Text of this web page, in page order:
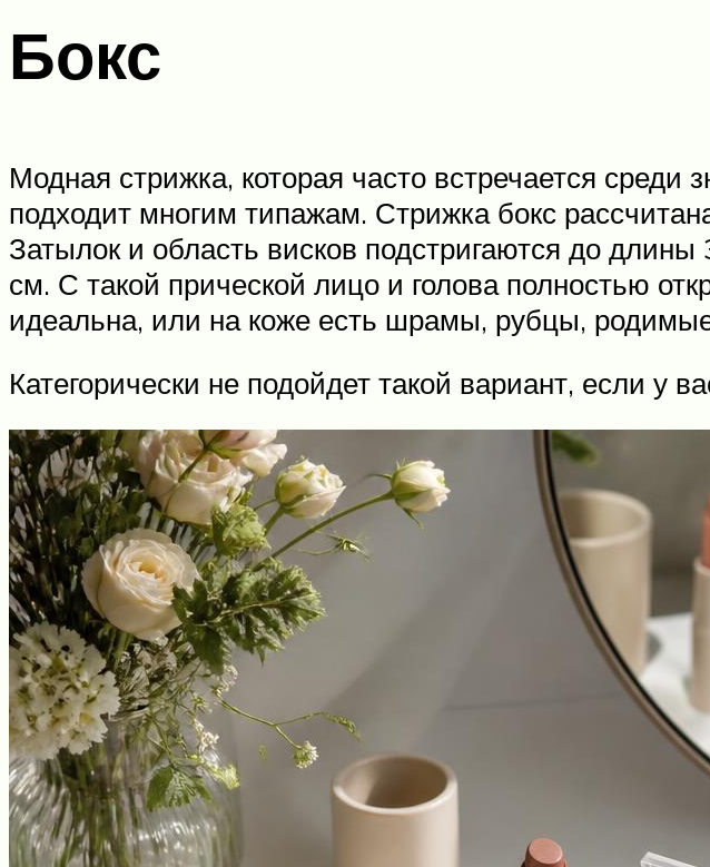
Бокс
Модная стрижка, которая часто встречается
подходит многим типажам. Стрижка бокс
Затылок и область висков подстригаются до
см. С такой прической лицо и голова полностью
идеальна, или на коже есть шрамы, рубцы,
Категорически не подойдет такой вариант, если у